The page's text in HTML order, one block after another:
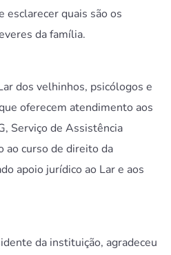
esclarecer quais são os
da família.
dos velhinhos, psicólogos e
oferecem atendimento aos
Serviço de Assistência
ao curso de direito da
apoio jurídico ao Lar e aos
da instituição, agradeceu